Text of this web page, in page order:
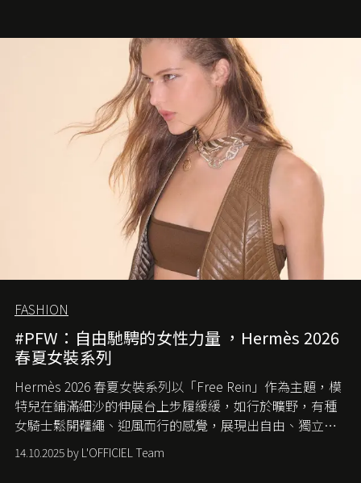
FASHION
#PFW：自由馳騁的女性力量 ，Hermès 2026
春夏女裝系列
Hermès 2026 春夏女裝系列以「Free Rein」作為主題，模
特兒在鋪滿細沙的伸展台上步履緩緩，如行於曠野，有種
女騎士鬆開韁繩、迎風而行的感覺，展現出自由、獨立與
從容的態度。
14.10.2025 by L'OFFICIEL Team